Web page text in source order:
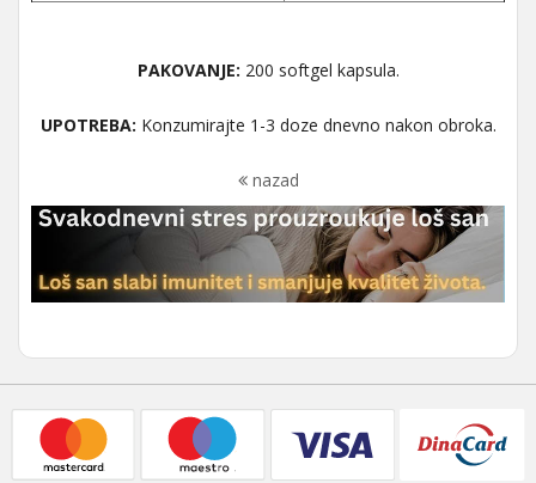
PAKOVANJE: 200 softgel kapsula.
UPOTREBA: Konzumirajte 1-3 doze dnevno nakon obroka.
nazad